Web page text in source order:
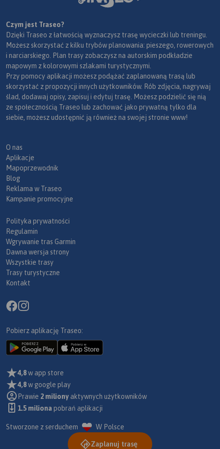
Czym jest Traseo?
Dzięki Traseo z łatwością wyznaczysz trasę wycieczki lub treningu.
Możesz skorzystać z kilku trybów planowania: pieszego, rowerowych
i narciarskiego. Plan trasy zobaczysz na autorskim podkładzie
mapowym z kolorowymi szlakami turystycznymi.
Przy pomocy aplikacji możesz podążać zaplanowaną trasą lub
skorzystać z propozycji innych użytkowników. Rób zdjęcia, nagrywaj
ślad, dodawaj opisy, zapisuj i edytuj trasę. Możesz podzielić się nią
ze społecznością Traseo lub zachować jako prywatną tylko dla
siebie, możesz udostępnić ją również na swojej stronie www!
O nas
Aplikacje
Mapoprzewodnik
Blog
Reklama w Traseo
Kampanie promocyjne
Polityka prywatności
Regulamin
Wgrywanie tras Garmin
Dawna wersja strony
Wszystkie trasy
Trasy turystyczne
Kontakt
Pobierz aplikację Traseo:
4,8w app store
4,8w google play
Prawie 2 miliony aktywnych użytkowników
1.5 miliona pobrań aplikacji
Stworzone z serduchem W Polsce
Zaplanuj trasę